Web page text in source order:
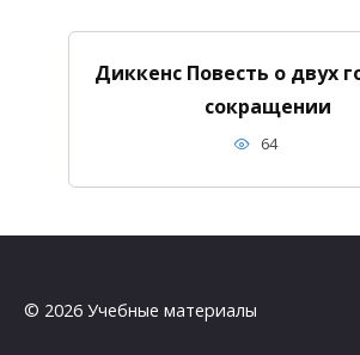
Диккенс Повесть о двух
сокращении
64
© 2026 Учебные материалы